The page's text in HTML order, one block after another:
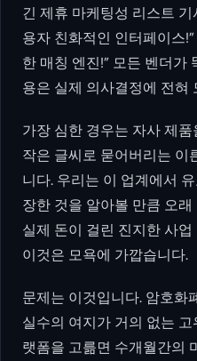
긴 제휴 마케팅성 리스트
용자 친화적인 인터페이스
한 매칭 엔진!” 모든 벤더가
용은 실제 의사결정에 전혀
가장 심한 경우는 자사 제
작은 글씨로 묻어버리는 이
니다. 우리는 이 업계에서
장한 것을 알아볼 만큼 오
실제 돈이 걸린 진지한 사
이것은 모욕에 가깝습니다.
문제는 이것입니다. 암호화
실수의 여지가 거의 없는
랫폼을 고륾면 수개월간의